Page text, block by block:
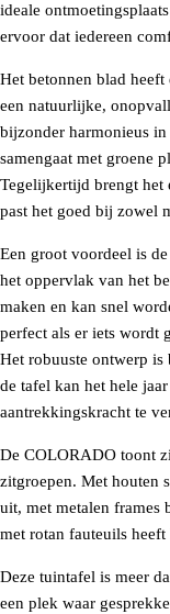
ideale
ervoor dat iedereen
Het betonnen blad heeft
een natuurlijke,
bijzonder harmonieus
samengaat met groene
Tegelijkertijd brengt het
past het goed bij zowel
Een groot voordeel is
het oppervlak van het
maken en kan snel
perfect als er iets wordt
Het robuuste ontwerp is
de tafel kan het hele
aantrekkingskracht te
De COLORADO toont
zitgroepen. Met houten
uit, met metalen frames
met rotan fauteuils
Deze tuintafel is meer
een plek waar